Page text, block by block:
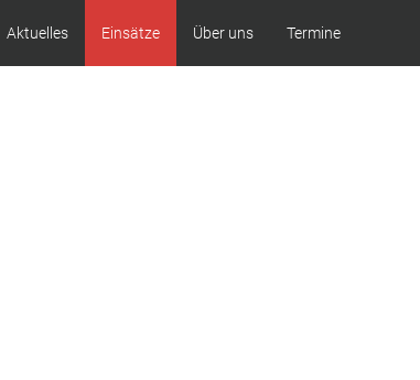
Aktuelles Einsätze Über uns Termine